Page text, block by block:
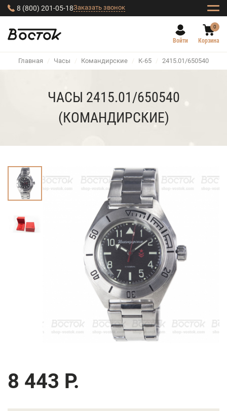
8 (800) 201-05-18Заказать звонок
Войти
0
Корзина
Главная / Часы / Командирские / К-65 / 2415.01/650540
ЧАСЫ 2415.01/650540
(КОМАНДИРСКИЕ)
8 443 Р.